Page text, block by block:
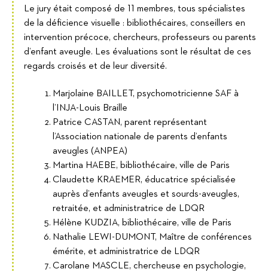
Le jury était composé de 11 membres, tous spécialistes
de la déficience visuelle : bibliothécaires, conseillers en
intervention précoce, chercheurs, professeurs ou parents
d’enfant aveugle. Les évaluations sont le résultat de ces
regards croisés et de leur diversité.
Marjolaine BAILLET, psychomotricienne SAF à
l’INJA-Louis Braille
Patrice CASTAN, parent représentant
l’Association nationale de parents d’enfants
aveugles (ANPEA)
Martina HAEBE, bibliothécaire, ville de Paris
Claudette KRAEMER, éducatrice spécialisée
auprès d’enfants aveugles et sourds-aveugles,
retraitée, et administratrice de LDQR
Hélène KUDZIA, bibliothécaire, ville de Paris
Nathalie LEWI-DUMONT, Maître de conférences
émérite, et administratrice de LDQR
Carolane MASCLE, chercheuse en psychologie,